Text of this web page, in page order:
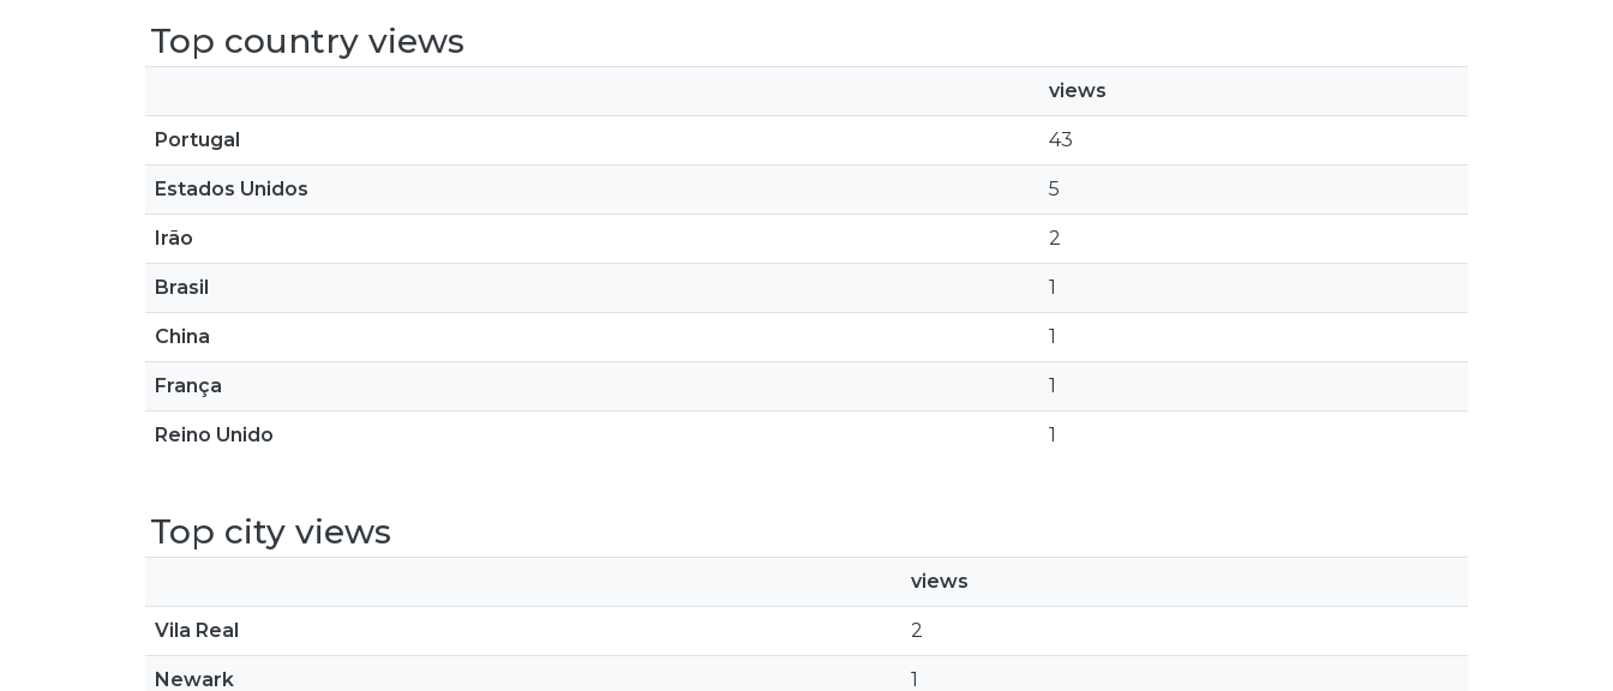
Top country views
views
Portugal 43
Estados Unidos 5
Irão 2
Brasil 1
China 1
França 1
Reino Unido 1
Top city views
views
Vila Real 2
Newark 1